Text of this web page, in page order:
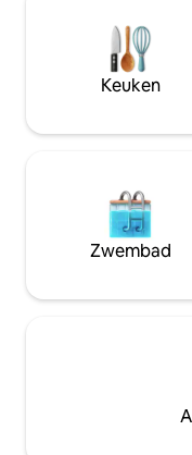
has a full sized bed. I
way as much as
to give you any
'Decorating Cents'), patio ~Easy
Hiawatha, 6 short
Nokomis, and 8
walking/biking/
Internet ~Newer gas
access to "the
turntable for your
Keuken
Zwembad